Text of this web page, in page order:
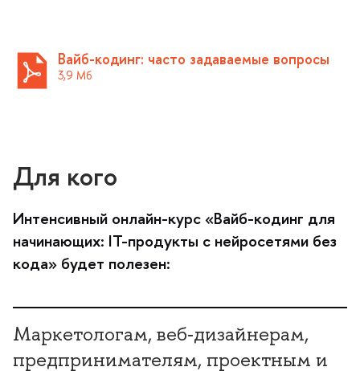
айб-кодинг: часто задаваемые вопросы
3,9 М
Для кого
Интенсивный онлайн-курс «Вайб-кодинг для
начинающих: IT-продукты с нейросетями без
кода» будет полезен:
Маркетологам, веб‑дизайнерам,
предпринимателям, проектным и